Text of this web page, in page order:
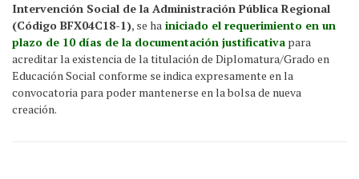
Intervención Social de la Administración Pública Regional
(Código BFX04C18-1), se ha iniciado el requerimiento en un
plazo de 10 días de la documentación justificativa para
acreditar la existencia de la titulación de Diplomatura/Grado en
Educación Social conforme se indica expresamente en la
convocatoria para poder mantenerse en la bolsa de nueva
creación.